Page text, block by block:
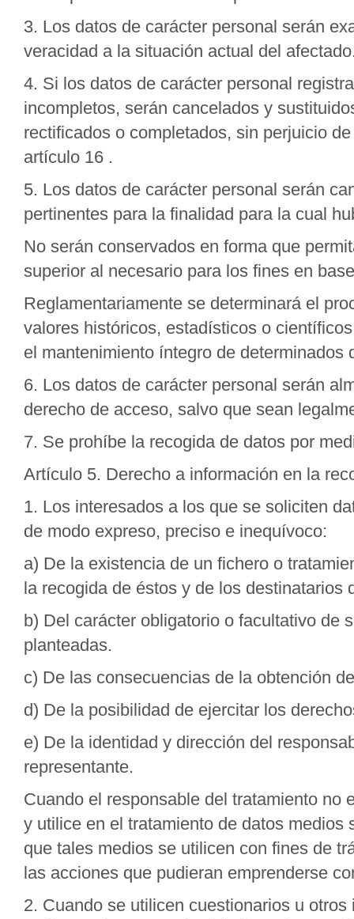
3. Los datos de carácter personal serán
veracidad a la situación actual del
4. Si los datos de carácter personal
incompletos, serán cancelados y
rectificados o completados, sin perjuicio
artículo 16 .
5. Los datos de carácter personal serán
pertinentes para la finalidad para la cual
No serán conservados en forma que
superior al necesario para los fines en
Reglamentariamente se determinará el
valores históricos, estadísticos o
el mantenimiento íntegro de determinados
6. Los datos de carácter personal serán
derecho de acceso, salvo que sean
7. Se prohíbe la recogida de datos por
Artículo 5. Derecho a información en la
1. Los interesados a los que se soliciten
de modo expreso, preciso e inequívoco:
a) De la existencia de un fichero o
la recogida de éstos y de los destinatarios
b) Del carácter obligatorio o facultativo de
planteadas.
c) De las consecuencias de la obtención
d) De la posibilidad de ejercitar los
e) De la identidad y dirección del
representante.
Cuando el responsable del tratamiento no
y utilice en el tratamiento de datos
que tales medios se utilicen con fines de
las acciones que pudieran emprenderse
2. Cuando se utilicen cuestionarios u